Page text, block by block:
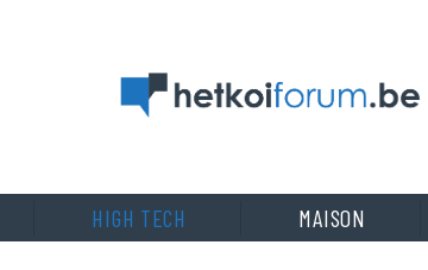
HIGH TECH MAISON